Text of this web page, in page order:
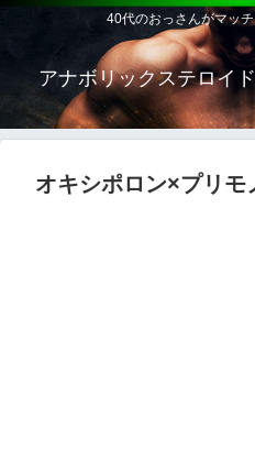
40代のおっさんがマッ
アナボリックステロイ
オキシポロン×プリモ